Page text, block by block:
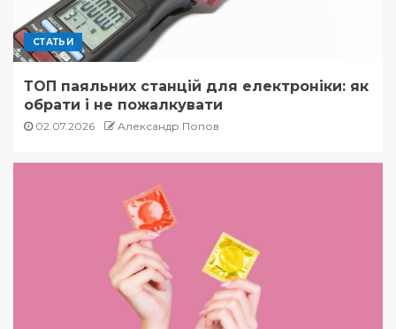
СТАТЬИ
ТОП паяльних станцій для електроніки: як
обрати і не пожалкувати
02.07.2026 Александр Попов